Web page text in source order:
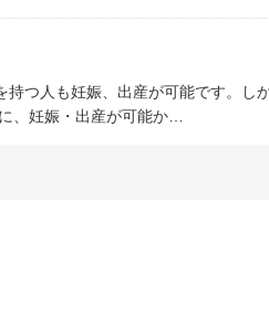
つ人も妊娠、出産が可能です。し
、妊娠・出産が可能か…